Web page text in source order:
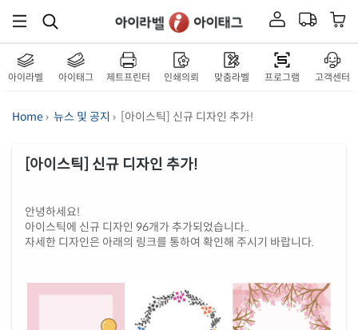
아이라벨 아이태그 제트프린터 인쇄의뢰 맞춤라벨 프로그램 고객센터
Home› 뉴스 및 공지 › [아이스틱] 신규 디자인 추가!
[아이스틱] 신규 디자인 추가!
안녕하세요!
아이스틱에 신규 디자인 96개가 추가되었습니다..
자세한 디자인은 아래의 링크를 통하여 확인해 주시기 바랍니다.